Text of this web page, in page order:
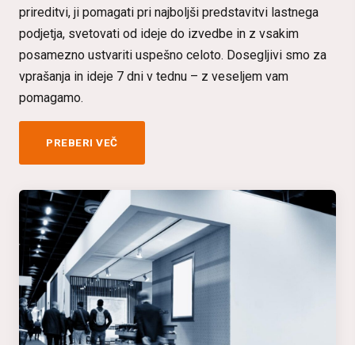
prireditvi, ji pomagati pri najboljši predstavitvi lastnega
podjetja, svetovati od ideje do izvedbe in z vsakim
posamezno ustvariti uspešno celoto. Dosegljivi smo za
vprašanja in ideje 7 dni v tednu – z veseljem vam
pomagamo.
PREBERI VEČ